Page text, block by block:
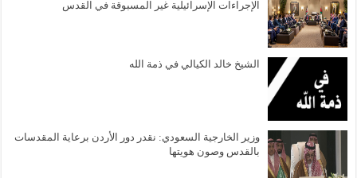
الإجراءات الإسرائيلية غير المسبوقة في القدس
الشيخ خالد الكيالي في ذمة الله
وزير الخارجية السعودي: نقدر دور الأردن برعاية المقدسات
بالقدس وصون هويتها